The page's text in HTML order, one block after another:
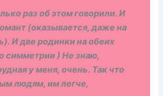
раз об этом говорили. И
(оказывается, даже на
И две родинки на обеих
симметрии ) Не знаю,
у меня, очень. Так что
людям, им легче,